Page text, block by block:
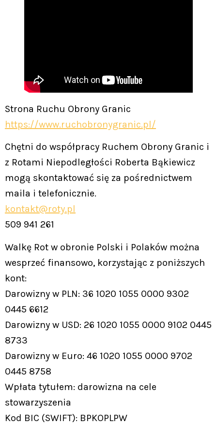
Strona Ruchu Obrony Granic
https://www.ruchobronygranic.pl/
Chętni do współpracy Ruchem Obrony Granic i
z Rotami Niepodległości Roberta Bąkiewicz
mogą skontaktować się za pośrednictwem
maila i telefonicznie.
kontakt@roty.pl
509 941 261
Walkę Rot w obronie Polski i Polaków można
wesprzeć finansowo, korzystając z poniższych
kont:
Darowizny w PLN: 36 1020 1055 0000 9302
0445 6612
Darowizny w USD: 26 1020 1055 0000 9102 0445
8733
Darowizny w Euro: 46 1020 1055 0000 9702
0445 8758
Wpłata tytułem: darowizna na cele
stowarzyszenia
Kod BIC (SWIFT): BPKOPLPW